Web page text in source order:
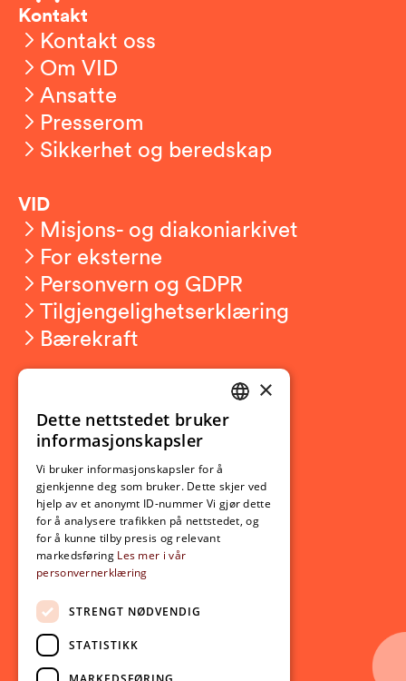
Kontakt
Kontakt oss
Om VID
Ansatte
Presserom
Sikkerhet og beredskap
VID
Misjons- og diakoniarkivet
For eksterne
Personvern og GDPR
Tilgjengelighetserklæring
Bærekraft
Ny student
Utveksling
Opptak
Lov- og regelverk
Aktuelt
Nyheter
Arrangementer
Nyhetsbrev
Ledige stillinger
NORWEGIAN
×
Dette nettstedet bruker
informasjonskapsler
Vi bruker informasjonskapsler for å
gjenkjenne deg som bruker. Dette skjer ved
hjelp av et anonymt ID-nummer Vi gjør dette
for å analysere trafikken på nettstedet, og
for å kunne tilby presis og relevant
markedsføring Les mer i vår
personvernerklæring
STRENGT NØDVENDIG
STATISTIKK